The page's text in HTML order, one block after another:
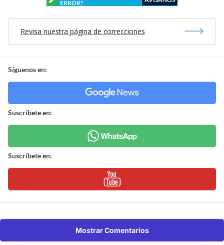
ERROR?
Revisa nuestra página de correcciones
Síguenos en:
Suscríbete en:
Suscríbete en:
Mostrar Comentarios